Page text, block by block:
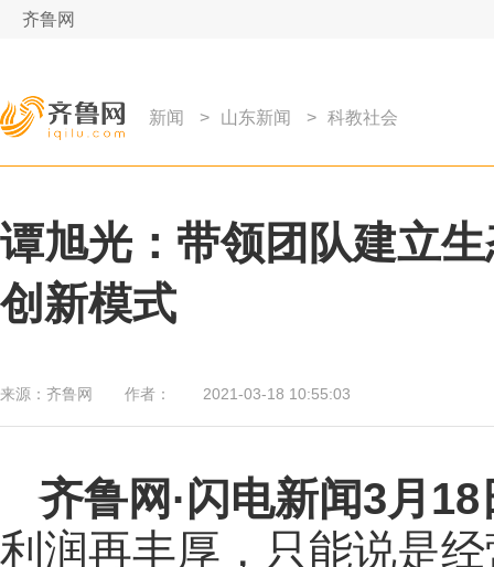
齐鲁网
新闻 > 山东新闻 > 科教社会
谭旭光：带领团队建立
创新模式
来源： 齐鲁网 作者： 2021-03-18 10:55:03
齐鲁网 ·闪电新闻3月18
利润再丰厚，只能说是